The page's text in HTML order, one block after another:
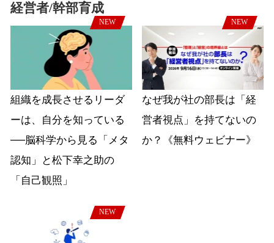
経営者/幹部育成
NEW
組織を成長させるリーダ
ーは、自分を知っている
──脳科学から見る「メタ
認知」と松下幸之助の
「自己観照」
NEW
なぜ我が社の部長は「経
営者視点」を持てないの
か？《無料ウェビナー》
NEW